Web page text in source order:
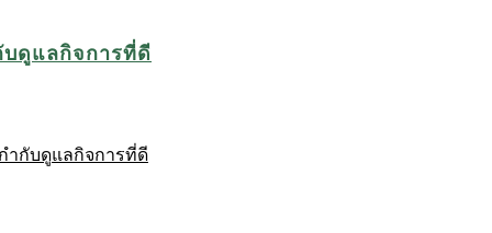
ดูแลกิจการที่ดี
ำกับดูแลกิจการที่ดี